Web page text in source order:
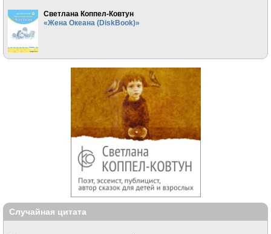
Светлана Коппел-Ковтун
«Жена Океана (DiskBook)»
Случайная цитата